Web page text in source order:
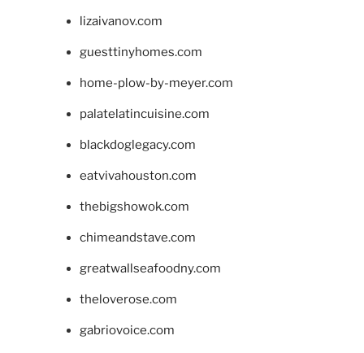
lizaivanov.com
guesttinyhomes.com
home-plow-by-meyer.com
palatelatincuisine.com
blackdoglegacy.com
eatvivahouston.com
thebigshowok.com
chimeandstave.com
greatwallseafoodny.com
theloverose.com
gabriovoice.com